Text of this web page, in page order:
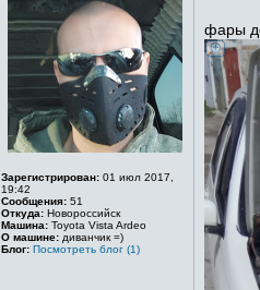
Зарегистрирован: 01 июл 2017,
19:42
Сообщения: 51
Откуда: Новороссийск
Машина: Toyota Vista Ardeo
О машине: диванчик =)
Блог: Посмотреть блог (1)
фары